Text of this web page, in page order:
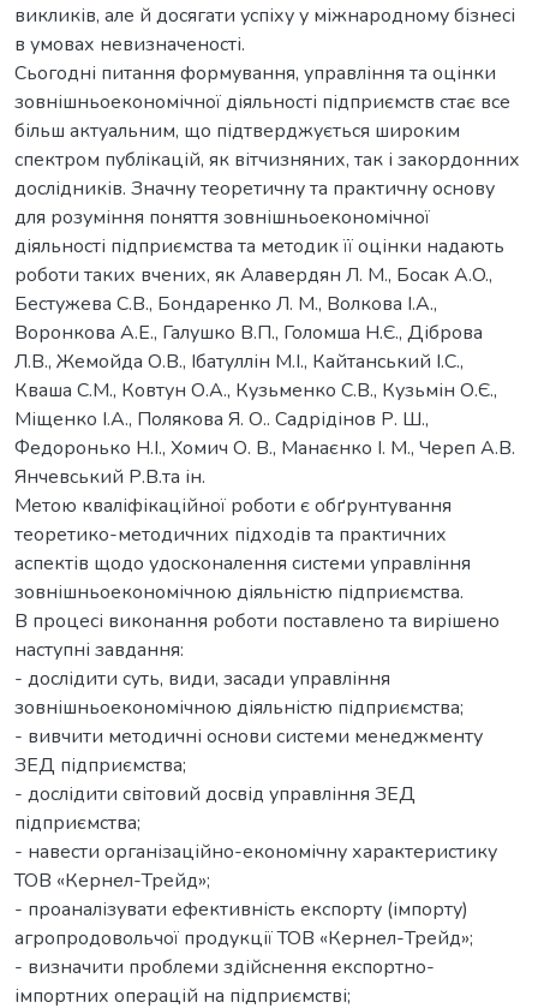
викликів, але й досягати успіху у міжнародному бізнесі
в умовах невизначеності.
Сьогодні питання формування, управління та оцінки
зовнішньоекономічної діяльності підприємств стає все
більш актуальним, що підтверджується широким
спектром публікацій, як вітчизняних, так і закордонних
дослідників. Значну теоретичну та практичну основу
для розуміння поняття зовнішньоекономічної
діяльності підприємства та методик її оцінки надають
роботи таких вчених, як Алавердян Л. М., Бocак А.O.,
Бестужева С.В., Бондаренко Л. М., Волкова І.А.,
Воронкова А.Е., Галушко В.П., Голомша Н.Є., Діброва
Л.В., Жемойда О.В., Ібатуллін М.І., Кайтанський І.С.,
Кваша С.М., Ковтун О.А., Кузьменко С.В., Кузьмін О.Є.,
Міщенко І.А., Полякова Я. О.. Садрідінов Р. Ш.,
Федоронько Н.І., Хомич О. В., Манаєнко І. М., Череп А.В.
Янчевський Р.В.та ін.
Метою кваліфікаційної роботи є обґрунтування
теоретико-методичних підходів та практичних
аспектів щодо удосконалення системи управління
зовнішньоекономічною діяльністю підприємства.
В процесі виконання роботи поставлено та вирішено
наступні завдання:
- дослідити суть, види, засади управління
зовнішньоекономічною діяльністю підприємства;
- вивчити методичні основи системи менеджменту
ЗЕД підприємства;
- дослідити світовий досвід управління ЗЕД
підприємства;
- навести організаційно-економічну характеристику
ТОВ «Кернел-Трейд»;
- проаналізувати ефективність експорту (імпорту)
агропродовольчої продукції ТОВ «Кернел-Трейд»;
- визначити проблеми здійснення експортно-
імпортних операцій на підприємстві;